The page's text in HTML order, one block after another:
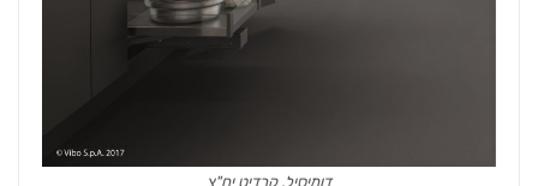
דומיסיל, קרדיט יח"צ